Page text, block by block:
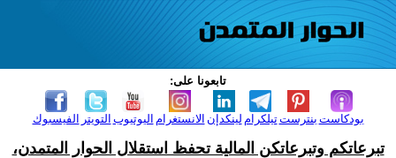
تابعونا على:
الفيسبوك التويتر اليوتيوب الانستغرام لينكدإن تيلكرامبنترست بودكاست
تبرعاتكم وتبرعاتكن المالية تحفظ استقلال الحوار المتمدن،